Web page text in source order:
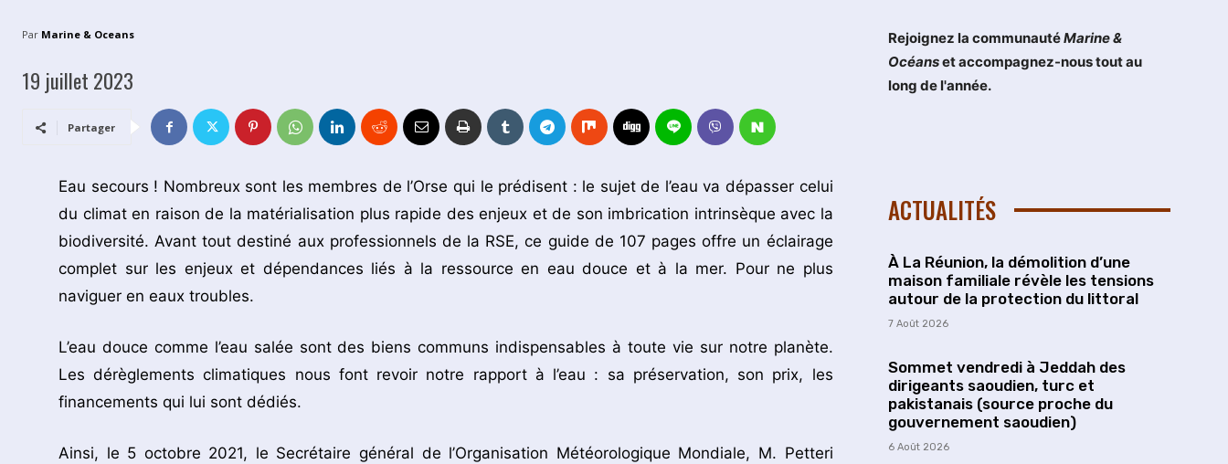
Par Marine & Oceans
19 juillet 2023
Partager
Eau secours ! Nombreux sont les membres de l’Orse qui le prédisent : le sujet de l’eau va dépasser celui
du climat en raison de la matérialisation plus rapide des enjeux et de son imbrication intrinsèque avec la
biodiversité. Avant tout destiné aux professionnels de la RSE, ce guide de 107 pages offre un éclairage
complet sur les enjeux et dépendances liés à la ressource en eau douce et à la mer. Pour ne plus
naviguer en eaux troubles.
L’eau douce comme l’eau salée sont des biens communs indispensables à toute vie sur notre planète.
Les dérèglements climatiques nous font revoir notre rapport à l’eau : sa préservation, son prix, les
financements qui lui sont dédiés.
Ainsi, le 5 octobre 2021, le Secrétaire général de l’Organisation Météorologique Mondiale, M. Petteri
Rejoignez la communautéMarine &
Océanset accompagnez-nous tout au
long de l'année.
ACTUALITÉS
À La Réunion, la démolition d’une
maison familiale révèle les tensions
autour de la protection du littoral
7 Août 2026
Sommet vendredi à Jeddah des
dirigeants saoudien, turc et
pakistanais (source proche du
gouvernement saoudien)
6 Août 2026